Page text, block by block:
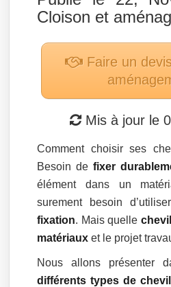
Cloison et
Faire un
Mis à jour le
Comment choisir ses
Besoin defixer
élément dans un
surement besoin
fixation. Mais quelle
matériaux et le projet
Nous allons présenter
différents types de